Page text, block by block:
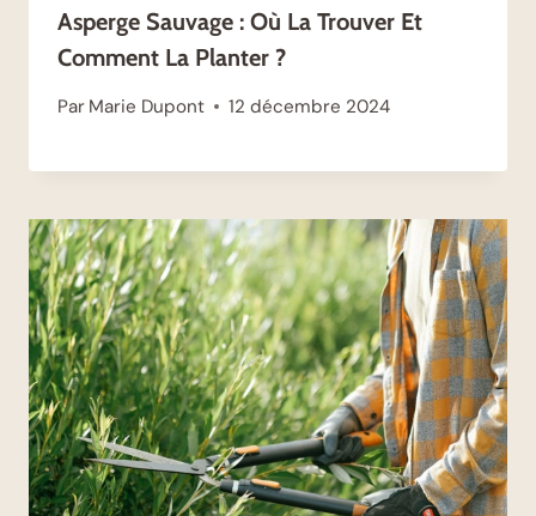
Asperge Sauvage : Où La Trouver Et
Comment La Planter ?
Par Marie Dupont 12 décembre 2024